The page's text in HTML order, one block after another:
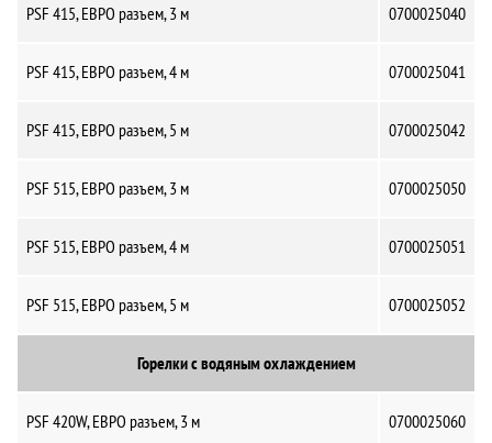
PSF 415, ЕВРО разъем, 3 м 0700025040
PSF 415, ЕВРО разъем, 4 м 0700025041
PSF 415, ЕВРО разъем, 5 м 0700025042
PSF 515, ЕВРО разъем, 3 м 0700025050
PSF 515, ЕВРО разъем, 4 м 0700025051
PSF 515, ЕВРО разъем, 5 м 0700025052
Горелки с водяным охлаждением
PSF 420W, ЕВРО разъем, 3 м 0700025060